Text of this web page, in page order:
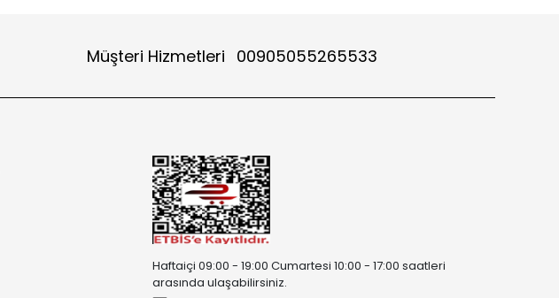
Müşteri Hizmetleri 00905055265533
Haftaiçi 09:00 - 19:00 Cumartesi 10:00 - 17:00 saatleri
arasında ulaşabilirsiniz.